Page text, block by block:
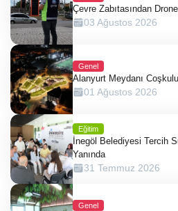
Çevre Zabıtasından
03 Ağustos 2026
Genel
Alanyurt Meydanı
01 Ağustos 2026
Eğitim
İnegöl Belediyesi Tercih
Yanında
31 Temmuz 2026
Genel